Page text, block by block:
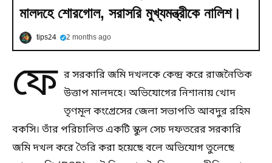
মালদহে শোরগোল, সরাসরি মুখ্যমন্ত্রীকে নালিশ।
tips24 2 months ago
ফে র সরকারি জমি দখলকে কেন্দ্র করে রাজনৈতিক
উত্তাপ মালদহে। অভিযোগের নিশানায় খোদ
তৃণমূল কংগ্রেসের জেলা সভাপতি আবদুর রহিম
বকসি। তাঁর পরিচালিত একটি স্কুল সেচ দফতরের সরকারি
জমি দখল করে তৈরি করা হয়েছে বলে অভিযোগ তুলেছে